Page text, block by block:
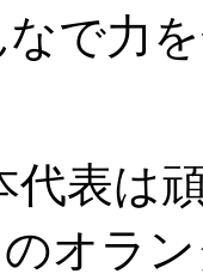
で力
代表は
オラ